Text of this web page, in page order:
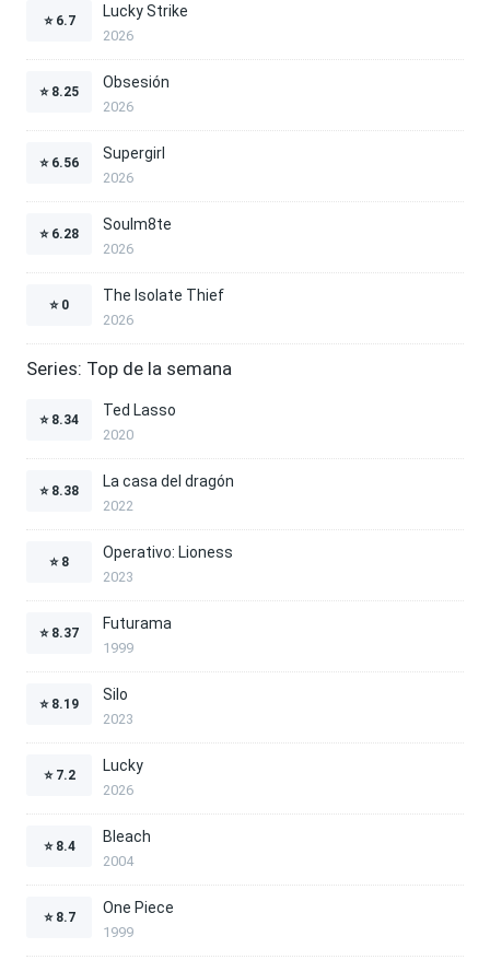
⭐ 6.7
Lucky Strike
2026
⭐ 8.25
Obsesión
2026
⭐ 6.56
Supergirl
2026
⭐ 6.28
Soulm8te
2026
⭐ 0
The Isolate Thief
2026
Series: Top de la semana
⭐ 8.34
Ted Lasso
2020
⭐ 8.38
La casa del dragón
2022
⭐ 8
Operativo: Lioness
2023
⭐ 8.37
Futurama
1999
⭐ 8.19
Silo
2023
⭐ 7.2
Lucky
2026
⭐ 8.4
Bleach
2004
⭐ 8.7
One Piece
1999